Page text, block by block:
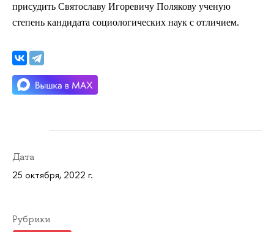
присудить Святославу Игоревичу Полякову ученую
степень кандидата социологических наук с отличием.
Дата
25 октября, 2022 г.
Рубрики